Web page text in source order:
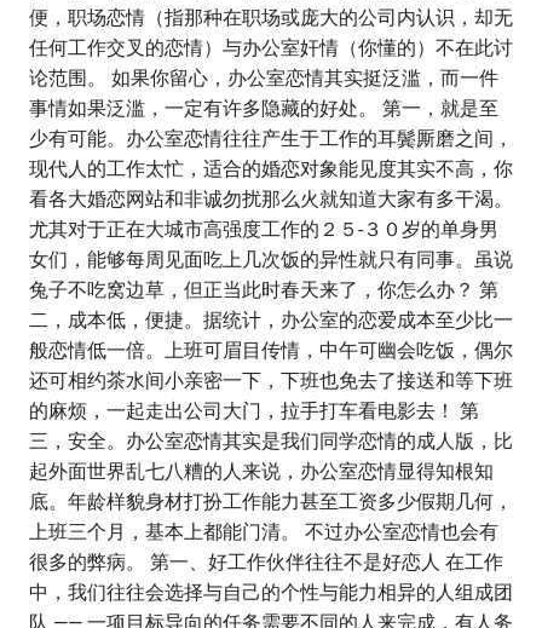
便，职场恋情（指那种在职场或庞大的公司内认识，却无
任何工作交叉的恋情）与办公室奸情（你懂的）不在此讨
论范围。 如果你留心，办公室恋情其实挺泛滥，而一件
事情如果泛滥，一定有许多隐藏的好处。 第一，就是至
少有可能。办公室恋情往往产生于工作的耳鬓厮磨之间，
现代人的工作太忙，适合的婚恋对象能见度其实不高，你
看各大婚恋网站和非诚勿扰那么火就知道大家有多干渴。
尤其对于正在大城市高强度工作的２５-３０岁的单身男
女们，能够每周见面吃上几次饭的异性就只有同事。虽说
兔子不吃窝边草，但正当此时春天来了，你怎么办？ 第
二，成本低，便捷。据统计，办公室的恋爱成本至少比一
般恋情低一倍。上班可眉目传情，中午可幽会吃饭，偶尔
还可相约茶水间小亲密一下，下班也免去了接送和等下班
的麻烦，一起走出公司大门，拉手打车看电影去！ 第
三，安全。办公室恋情其实是我们同学恋情的成人版，比
起外面世界乱七八糟的人来说，办公室恋情显得知根知
底。年龄样貌身材打扮工作能力甚至工资多少假期几何，
上班三个月，基本上都能门清。 不过办公室恋情也会有
很多的弊病。 第一、好工作伙伴往往不是好恋人 在工作
中，我们往往会选择与自己的个性与能力相异的人组成团
队 —— 一项目标导向的任务需要不同的人来完成，有人务